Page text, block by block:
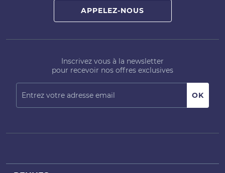
APPELEZ-NOUS
Inscrivez vous à la newsletter
pour recevoir nos offres exclusives